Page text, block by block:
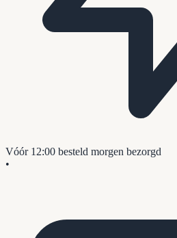
Vóór 12:00 besteld morgen bezorgd
•